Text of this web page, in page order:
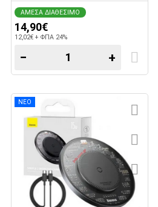
ΑΜΕΣΑ ΔΙΑΘΕΣΙΜΟ
14,90€
12,02€ + ΦΠΑ 24%
− +
ΝΕΟ